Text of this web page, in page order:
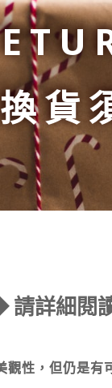
貨
請詳細閱
性，但仍是有